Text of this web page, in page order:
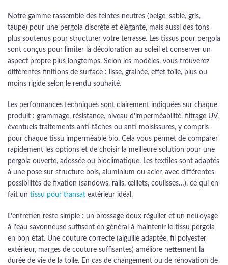
Notre gamme rassemble des teintes neutres (beige, sable, gris,
taupe) pour une pergola discrète et élégante, mais aussi des tons
plus soutenus pour structurer votre terrasse. Les tissus pour pergola
sont conçus pour limiter la décoloration au soleil et conserver un
aspect propre plus longtemps. Selon les modèles, vous trouverez
différentes finitions de surface : lisse, grainée, effet toile, plus ou
moins rigide selon le rendu souhaité.
Les performances techniques sont clairement indiquées sur chaque
produit : grammage, résistance, niveau d'imperméabilité, filtrage UV,
éventuels traitements anti-tâches ou anti-moisissures, y compris
pour chaque tissu imperméable bio. Cela vous permet de comparer
rapidement les options et de choisir la meilleure solution pour une
pergola ouverte, adossée ou bioclimatique. Les textiles sont adaptés
à une pose sur structure bois, aluminium ou acier, avec différentes
possibilités de fixation (sandows, rails, œillets, coulisses…), ce qui en
fait un tissu pour transat extérieur idéal.
L'entretien reste simple : un brossage doux régulier et un nettoyage
à l'eau savonneuse suffisent en général à maintenir le tissu pergola
en bon état. Une couture correcte (aiguille adaptée, fil polyester
extérieur, marges de couture suffisantes) améliore nettement la
durée de vie de la toile. En cas de changement ou de rénovation de